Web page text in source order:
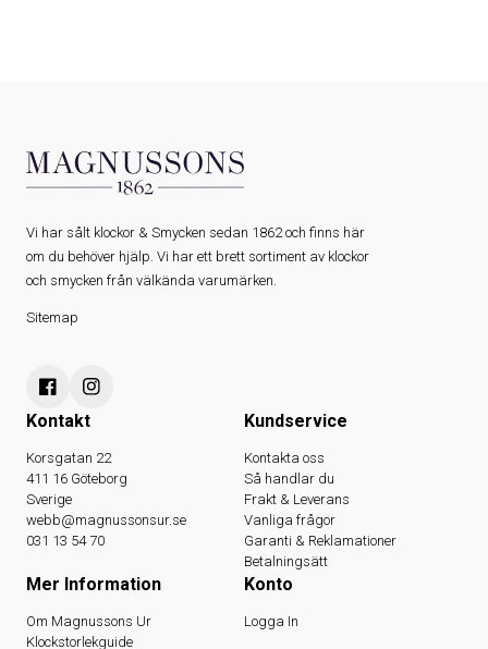
Vi har sålt klockor & Smycken sedan 1862 och finns här
om du behöver hjälp. Vi har ett brett sortiment av klockor
och smycken från välkända varumärken.
Sitemap
Kontakt
Korsgatan 22
411 16 Göteborg
Sverige
webb@magnussonsur.se
031 13 54 70
Kundservice
Kontakta oss
Så handlar du
Frakt & Leverans
Vanliga frågor
Garanti & Reklamationer
Betalningsätt
Mer Information
Om Magnussons Ur
Klockstorlekguide
Konto
Logga In